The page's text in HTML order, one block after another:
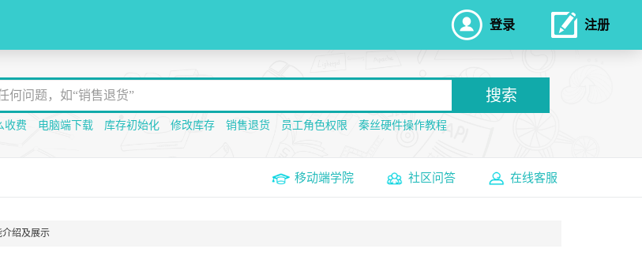
登录 注册
搜索
收费 电脑端下载 库存初始化 修改库存 销售退货 员工角色权限 秦丝硬件操作教程
移动端学院 社区问答 在线客服
介绍及展示